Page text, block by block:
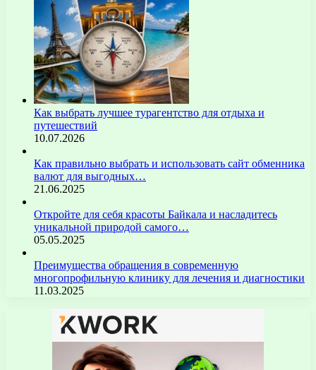
Как выбрать лучшее турагентство для отдыха и
путешествий
10.07.2026
Как правильно выбрать и использовать сайт обменника
валют для выгодных…
21.06.2025
Откройте для себя красоты Байкала и насладитесь
уникальной природой самого…
05.05.2025
Преимущества обращения в современную
многопрофильную клинику для лечения и диагностики
11.03.2025